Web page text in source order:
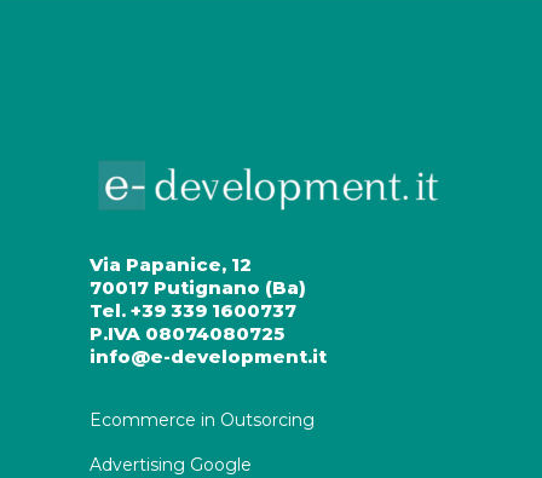
Via Papanice, 12
70017 Putignano (Ba)
Tel. +39 339 1600737
P.IVA 08074080725
info@e-development.it
Ecommerce in Outsorcing
Advertising Google